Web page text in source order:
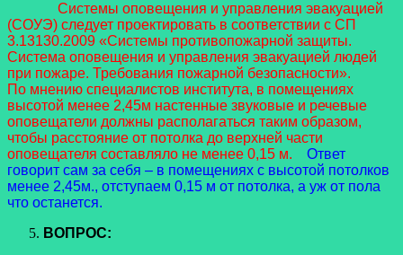
Системы оповещения и управления эвакуацией
(СОУЭ) следует проектировать в соответствии с СП
3.13130.2009 «Системы противопожарной защиты.
Система оповещения и управления эвакуацией людей
при пожаре. Требования пожарной безопасности».
По мнению специалистов института, в помещениях
высотой менее 2,45м настенные звуковые и речевые
оповещатели должны располагаться таким образом,
чтобы расстояние от потолка до верхней части
оповещателя составляло не менее 0,15 м.
Ответ
говорит сам за себя – в помещениях с высотой потолков
менее 2,45м., отступаем 0,15 м от потолка, а уж от пола
что останется.
ВОПРОС: